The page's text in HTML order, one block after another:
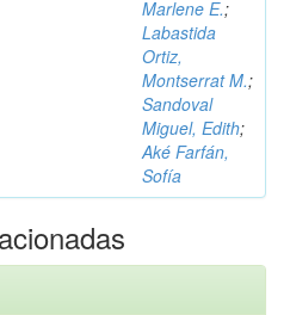
Marlene E.;
Labastida
Ortiz,
Montserrat M.;
Sandoval
Miguel, Edith;
Aké Farfán,
Sofía